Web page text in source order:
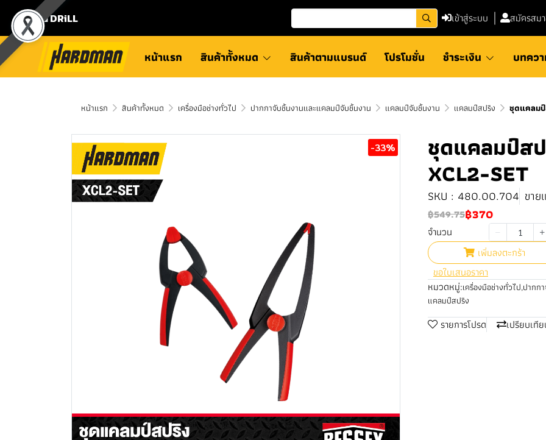
⛾ DRiLL เข้าสู่ระบบ สมัครสม
หน้าแรก สินค้าทั้งหมด สินค้าตามแบรนด์ โปรโมชั่น ชำระเงิน บทคว
หน้าแรก สินค้าทั้งหมด เครื่องมือช่างทั่วไป ปากกาจับชิ้นงานและแคลมป์จับชิ้นงาน แคลมป์จับชิ้นงาน แคลมป์สปริง ชุดแคลมป์
-33% ชุดแคลมป์ส
XCL2-SET
SKU : 480.00.704 ขา
฿549.75฿370
จำนวน
เพิ่มลงตะกร้า
ขอใบเสนอราคา
หมวดหมู่:เครื่องมือช่างทั่วไป,ปากก
แคลมป์สปริง
รายการโปรด เปรียบเที